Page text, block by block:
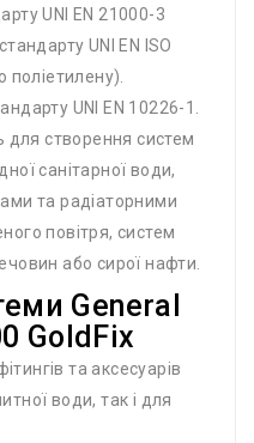
UNI EN 21000-3
UNI EN ISO
поліетилену).
UNI EN 10226-1.
для створення систем
санітарної води,
та радіаторними
повітря, систем
або сирої нафти.
General
GoldFix
та аксесуарів
води, так і для